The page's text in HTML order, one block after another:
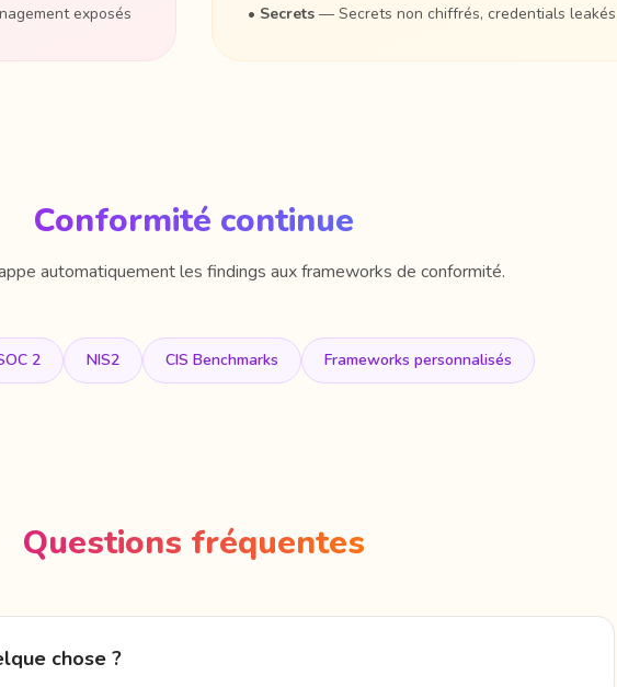
exposés
• Secrets — Secrets non chiffrés, credentials
Conformité continue
automatiquement les findings aux frameworks de conformité.
2 NIS2 CIS Benchmarks Frameworks personnalisés
Questions fréquentes
chose ?